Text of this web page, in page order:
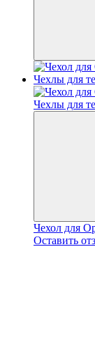
Чехол для
Оставить